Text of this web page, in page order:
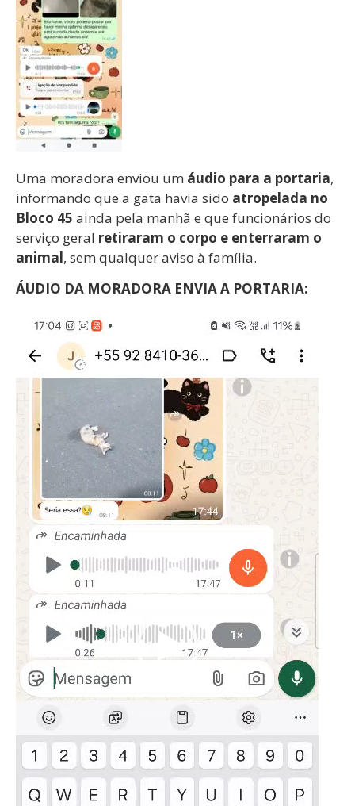
Uma moradora enviou um áudio para a portaria,
informando que a gata havia sido atropelada no
Bloco 45 ainda pela manhã e que funcionários do
serviço geral retiraram o corpo e enterraram o
animal, sem qualquer aviso à família.
ÁUDIO DA MORADORA ENVIA A PORTARIA:
Tocador
vídeo